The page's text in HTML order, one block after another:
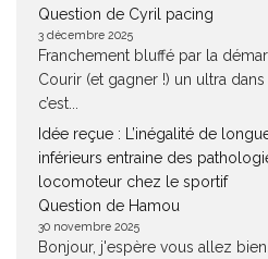
Question de Cyril pacing
3 décembre 2025
Franchement bluffé par la
Courir (et gagner !) un ultra
c’est...
Idée reçue : L’inégalité de
inférieurs entraine des
locomoteur chez le sportif
Question de Hamou
30 novembre 2025
Bonjour, j'espère vous allez